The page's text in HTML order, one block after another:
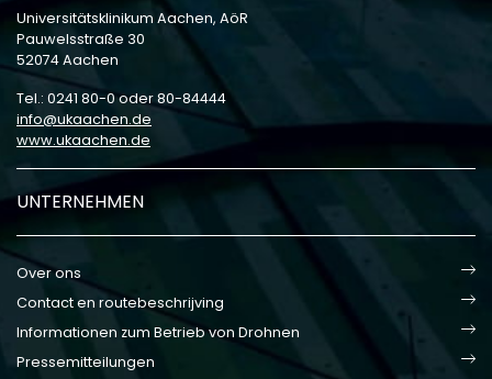
Universitätsklinikum Aachen, AöR
Pauwelsstraße 30
52074 Aachen
Tel.: 0241 80-0 oder 80-84444
info
ukaachen de
www.ukaachen.de
UNTERNEHMEN
Over ons
Contact en routebeschrijving
Informationen zum Betrieb von Drohnen
Pressemitteilungen